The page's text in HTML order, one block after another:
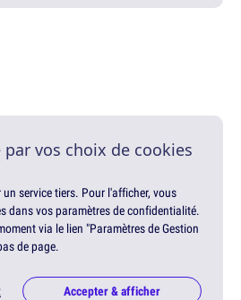
vos choix de cookies
service tiers. Pour l'afficher, vous
dans vos paramètres de confidentialité.
via le lien "Paramètres de Gestion
de page.
Accepter & afficher